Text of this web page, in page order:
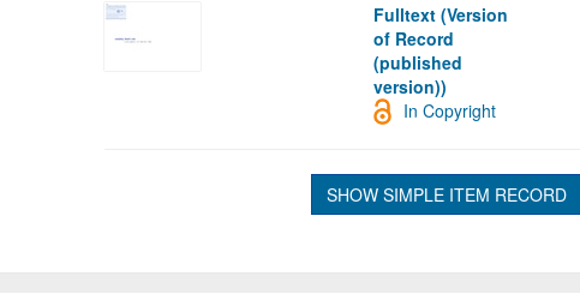
Fulltext (Version
of Record
(published
version))
In Copyright
SHOW SIMPLE ITEM RECORD